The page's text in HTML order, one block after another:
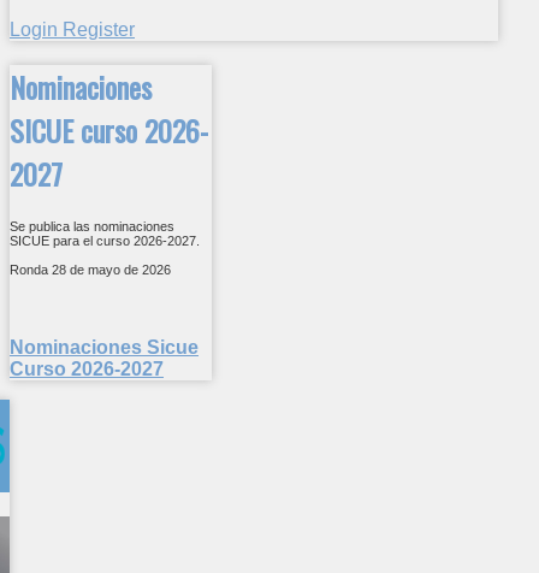
Login Register
Nominaciones
SICUE curso 2026-
2027
Se publica las nominaciones
SICUE para el curso 2026-2027.
Ronda 28 de mayo de 2026
Nominaciones Sicue
Curso 2026-2027